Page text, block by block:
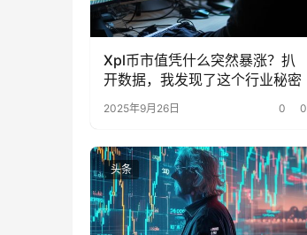
Xpl币市值凭什么突然暴涨？扒
开数据，我发现了这个行业秘密
2025年9月26日 0 0
头条